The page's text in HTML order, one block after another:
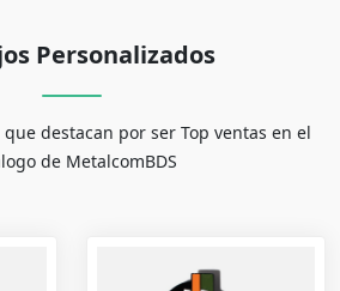
Personalizados
destacan por ser Top ventas en el
de MetalcomBDS